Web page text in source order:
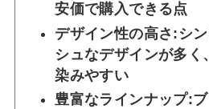
安価で購入できる点
デザイン性の高さ: シ
シュなデザインが多く
染みやすい
豊富なラインナップ: